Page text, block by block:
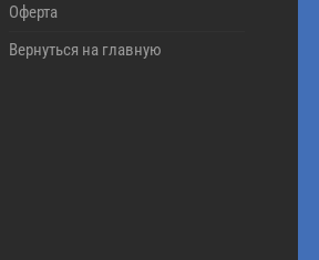
Оферта
Вернуться на главную